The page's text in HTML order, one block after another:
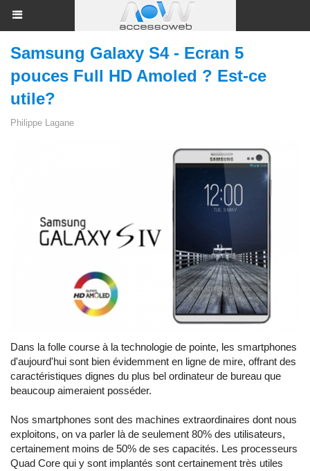
Samsung Galaxy S4 - Ecran 5
pouces Full HD Amoled ? Est-ce
utile?
Philippe Lagane
Dans la folle course à la technologie de pointe, les smartphones
d'aujourd'hui sont bien évidemment en ligne de mire, offrant des
caractéristiques dignes du plus bel ordinateur de bureau que
beaucoup aimeraient posséder.
Nos smartphones sont des machines extraordinaires dont nous
exploitons, on va parler là de seulement 80% des utilisateurs,
certainement moins de 50% de ses capacités. Les processeurs
Quad Core qui y sont implantés sont certainement très utiles